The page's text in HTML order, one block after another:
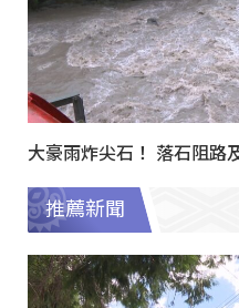
大豪雨炸尖石！ 落石阻路
推薦新聞